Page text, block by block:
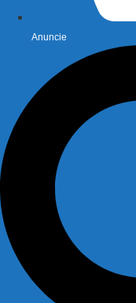
Anuncie